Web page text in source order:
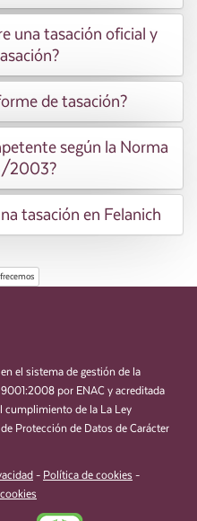
una tasación oficial y
de tasación?
según la Norma
2003?
tasación en Felanich
el sistema de gestión de la
por ENAC y acreditada
cumplimiento de la La Ley
Protección de Datos de Carácter
- Política de cookies -